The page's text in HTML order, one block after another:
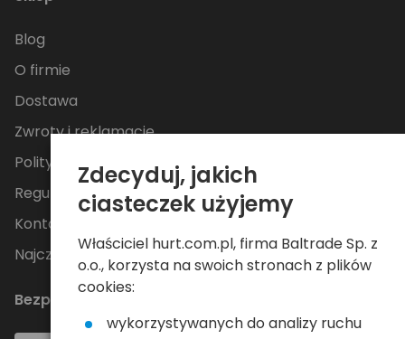
Blog
O firmie
Dostawa
Zwroty i reklamacje
Polityka Prywatności
Regulamin
Kontakt
Najczęściej zadawane pytania
Bezpieczne płatności
Zdecyduj, jakich
ciasteczek użyjemy
Właściciel hurt.com.pl, firma Baltrade Sp. z
o.o., korzysta na swoich stronach z plików
cookies:
wykorzystywanych do analizy ruchu